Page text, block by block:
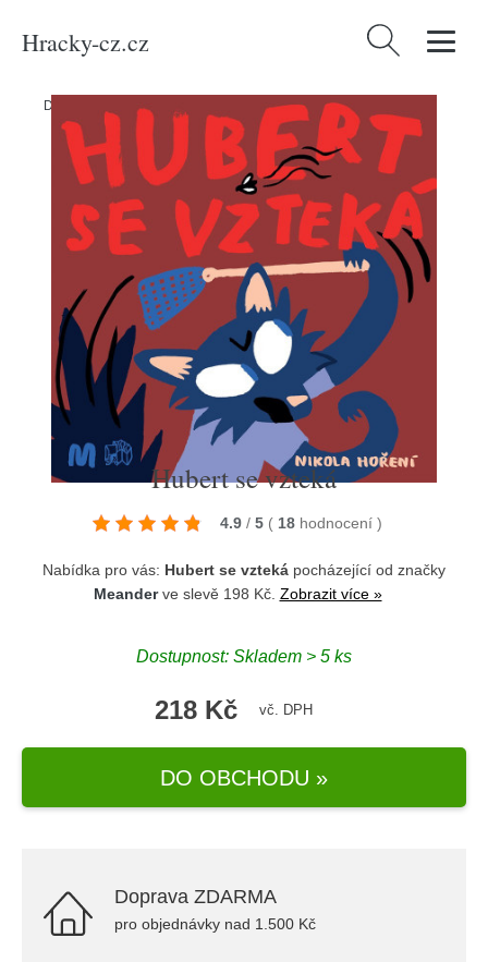
Hracky-cz.cz Vyhledávání
Domů Produkty/ Hubert se vzteká
Hubert se vzteká
4.9 / 5 ( 18 hodnocení )
Nabídka pro vás: Hubert se vzteká pocházející od značky
Meanderve slevě 198 Kč. Zobrazit více »
Dostupnost: Skladem > 5 ks
218 Kč vč. DPH
DO OBCHODU »
Doprava ZDARMA
pro objednávky nad 1.500 Kč